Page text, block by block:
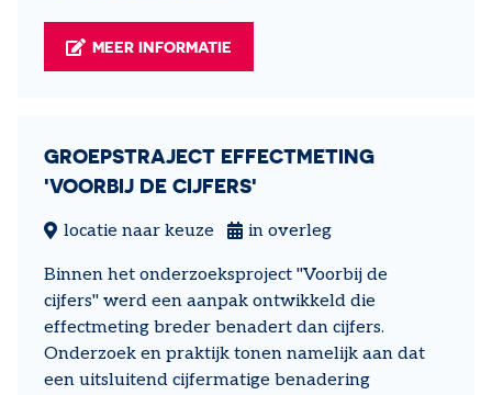
MEER INFORMATIE
GROEPSTRAJECT EFFECTMETING
'VOORBIJ DE CIJFERS'
locatie naar keuze in overleg
Binnen het onderzoeksproject "Voorbij de
cijfers" werd een aanpak ontwikkeld die
effectmeting breder benadert dan cijfers.
Onderzoek en praktijk tonen namelijk aan dat
een uitsluitend cijfermatige benadering